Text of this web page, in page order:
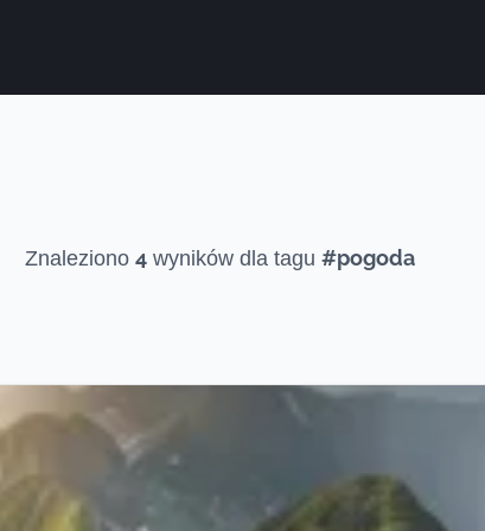
Znaleziono 4wyników dla tagu #pogoda